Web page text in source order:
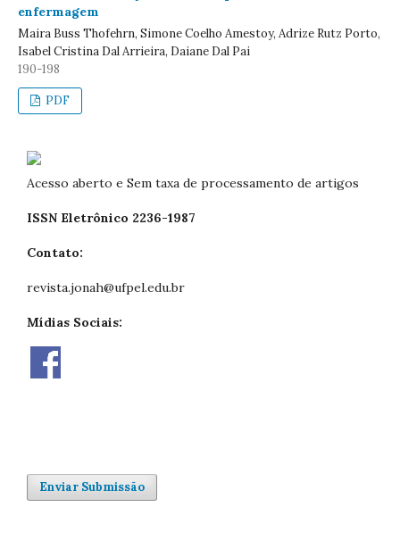
enfermagem
Maira Buss Thofehrn, Simone Coelho Amestoy, Adrize Rutz Porto,
Isabel Cristina Dal Arrieira, Daiane Dal Pai
190-198
PDF
Acesso aberto e Sem taxa de processamento de artigos
ISSN Eletrônico 2236-1987
Contato:
revista.jonah@ufpel.edu.br
Mídias Sociais:
Enviar Submissão